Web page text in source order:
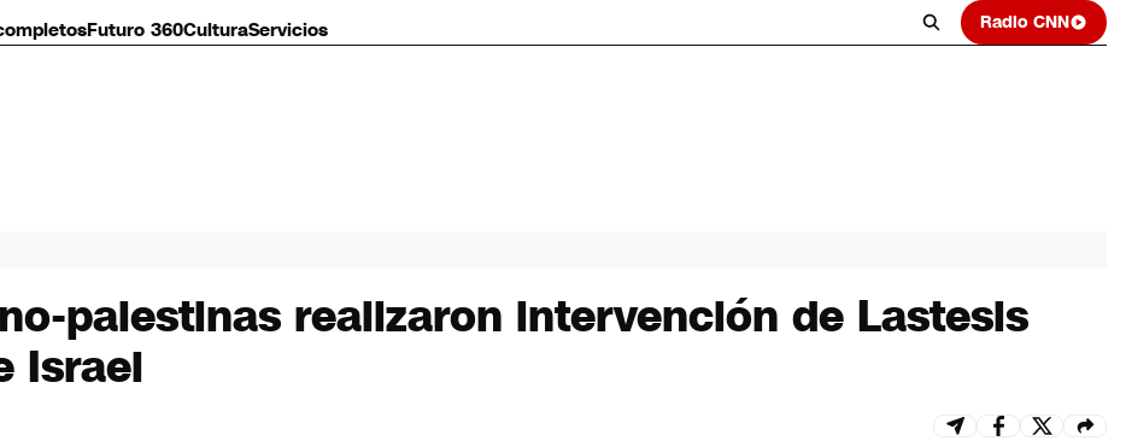
Futuro 360CulturaServicios Radio CNN
palestinas realizaron intervención de Lastesis
Israel